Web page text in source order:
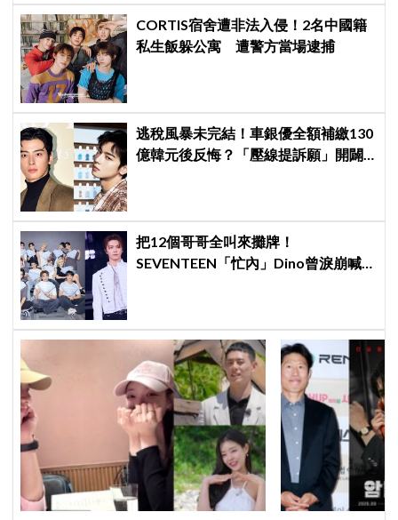
CORTIS宿舍遭非法入侵！2名中國籍
私生飯躲公寓 遭警方當場逮捕
逃稅風暴未完結！車銀優全額補繳130
億韓元後反悔？「壓線提訴願」開闢
把12個哥哥全叫來攤牌！
SEVENTEEN「忙內」Dino曾淚崩喊